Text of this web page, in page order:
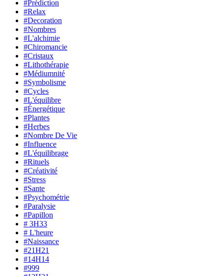
#Prédiction
#Relax
#Decoration
#Nombres
#L'alchimie
#Chiromancie
#Cristaux
#Lithothérapie
#Médiumnité
#Symbolisme
#Cycles
#L'équilibre
#Énergétique
#Plantes
#Herbes
#Nombre De Vie
#Influence
#L'équilibrage
#Rituels
#Créativité
#Stress
#Sante
#Psychométrie
#Paralysie
#Papillon
# 3H33
# L'heure
#Naissance
#21H21
#14H14
#999